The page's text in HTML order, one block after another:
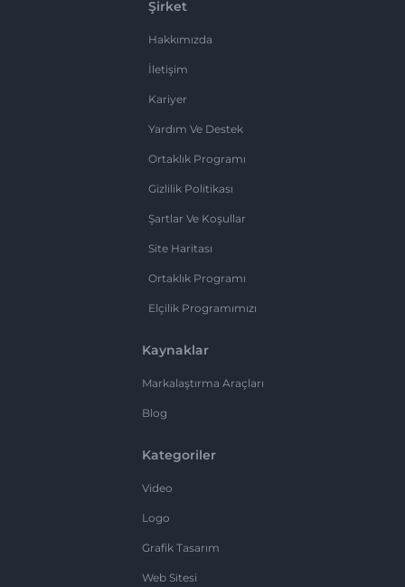
Şirket
Hakkımızda
İletişim
Kariyer
Yardım Ve Destek
Ortaklık Programı
Gizlilik Politikası
Şartlar Ve Koşullar
Site Haritası
Ortaklık Programı
Elçilik Programımızı
Kaynaklar
Markalaştırma Araçları
Blog
Kategoriler
Video
Logo
Grafik Tasarım
Web Sitesi